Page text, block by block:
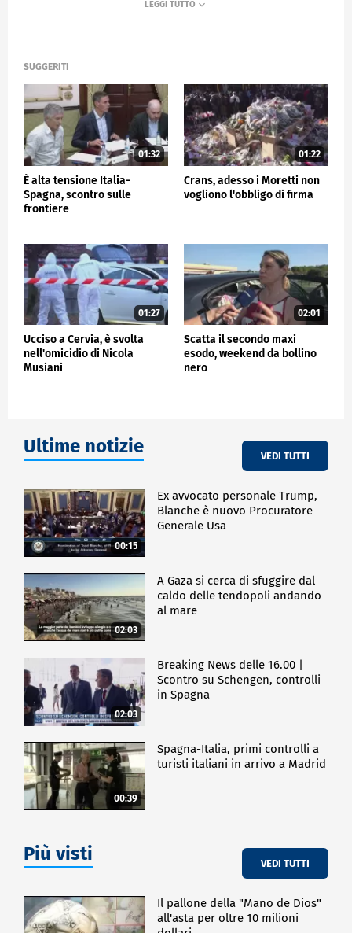
SUGGERITI
01:32
È alta tensione Italia-
Spagna, scontro sulle
frontiere
01:22
Crans, adesso i Moretti non
vogliono l'obbligo di firma
01:27
Ucciso a Cervia, è svolta
nell'omicidio di Nicola
Musiani
02:01
Scatta il secondo maxi
esodo, weekend da bollino
nero
Ultime notizie VEDI TUTTI
00:15
Ex avvocato personale Trump,
Blanche è nuovo Procuratore
Generale Usa
02:03
A Gaza si cerca di sfuggire dal
caldo delle tendopoli andando
al mare
02:03
Breaking News delle 16.00 |
Scontro su Schengen, controlli
in Spagna
00:39
Spagna-Italia, primi controlli a
turisti italiani in arrivo a Madrid
Più visti VEDI TUTTI
Il pallone della "Mano de Dios"
all'asta per oltre 10 milioni